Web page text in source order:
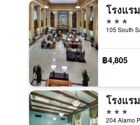
3 ดาว
฿4,805
3 ดาว